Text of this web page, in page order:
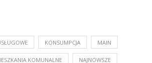
KONSUMPCJA MAIN
KOMUNALNE NAJNOWSZE